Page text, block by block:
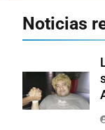
Noticias